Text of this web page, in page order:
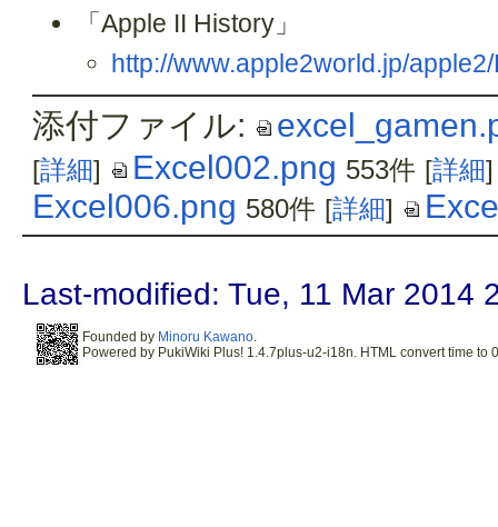
「Apple II History」
http://www.apple2world.jp/
添付ファイル:
[詳細] Excel002.png 553件 [詳細]
Excel006.png 580件 [詳細]
Last-modified: Tue, 11 Mar 2014
Founded by Minoru Kawano.
Powered by PukiWiki Plus! 1.4.7plus-u2-i18n. HTML convert time to